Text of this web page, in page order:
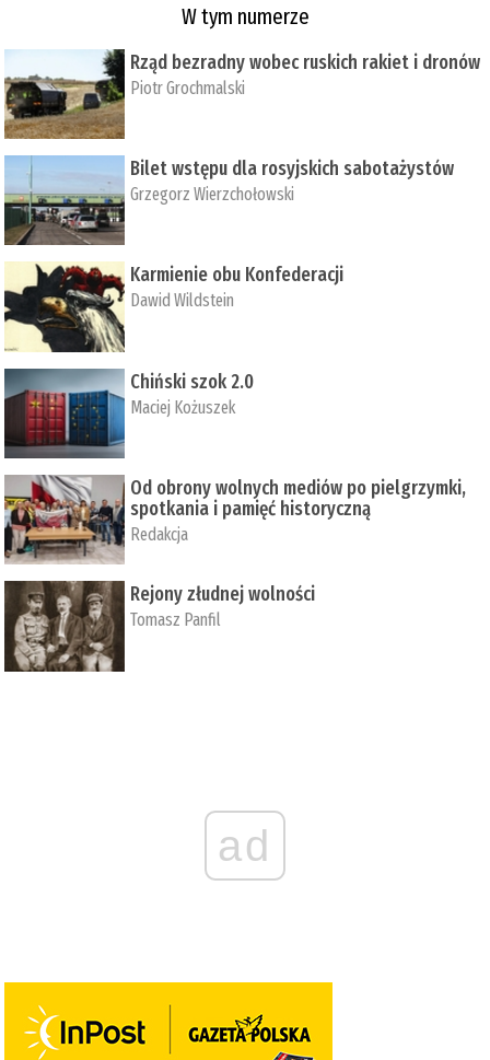
W tym numerze
Rząd bezradny wobec ruskich rakiet i dronów
Piotr Grochmalski
Bilet wstępu dla rosyjskich sabotażystów
Grzegorz Wierzchołowski
Karmienie obu Konfederacji
Dawid Wildstein
Chiński szok 2.0
Maciej Kożuszek
Od obrony wolnych mediów po pielgrzymki,
spotkania i pamięć historyczną
Redakcja
Rejony złudnej wolności
Tomasz Panfil
ad